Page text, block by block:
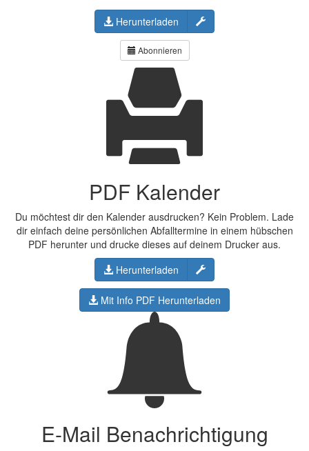
Herunterladen
Konfigurieren
Abonnieren
PDF Kalender
Du möchtest dir den Kalender ausdrucken? Kein Problem. Lade
dir einfach deine persönlichen Abfalltermine in einem hübschen
PDF herunter und drucke dieses auf deinem Drucker aus.
Herunterladen
Konfigurieren
Mit Info PDF Herunterladen
E-Mail Benachrichtigung